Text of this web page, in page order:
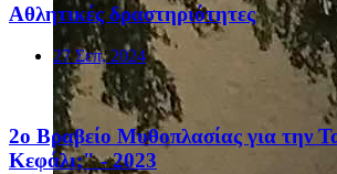
Αθλητικές δραστηριότητες
27 Σεπ, 2024
2ο Βραβείο Μυθοπλασίας για την
Κεφάλι;" - 2023